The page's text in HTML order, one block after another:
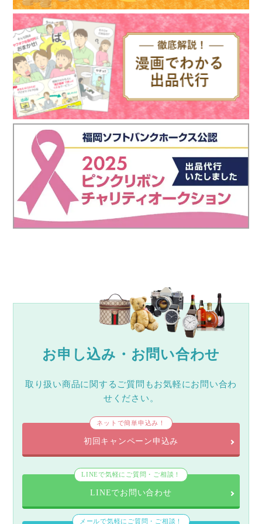
お申し込み・お問い合わせ
取り扱い商品に関するご質問もお気軽にお問い合わ
せください。
ネットで簡単申込み！
初回キャンペーン申込み
LINEで気軽にご質問・ご相談！
LINEでお問い合わせ
メールで気軽にご質問・ご相談！